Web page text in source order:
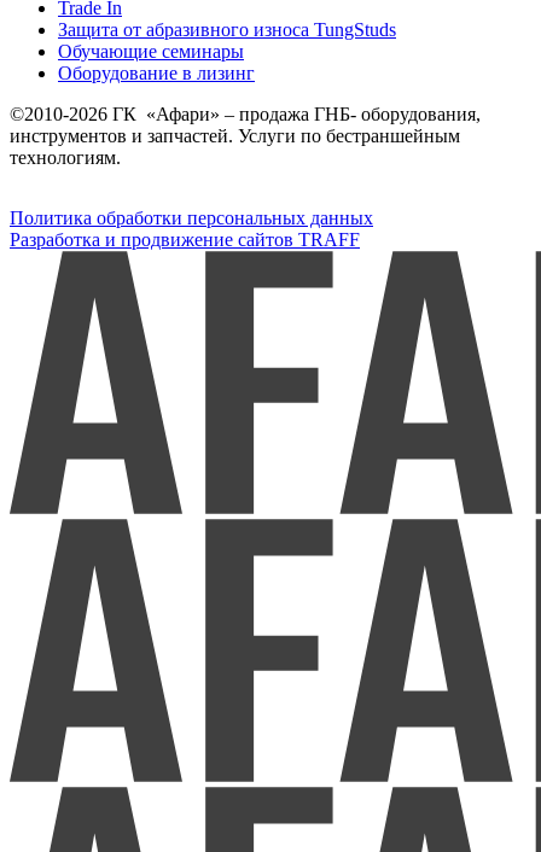
Trade In
Защита от абразивного износа TungStuds
Обучающие семинары
Оборудование в лизинг
©2010-2026 ГК «Афари» – продажа ГНБ- оборудования,
инструментов и запчастей. Услуги по бестраншейным
технологиям.
Политика обработки персональных данных
Разработка и продвижение сайтов TRAFF